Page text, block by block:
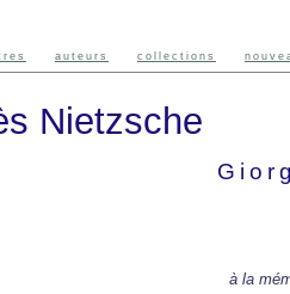
auteurs collections
Nietzsche
à la